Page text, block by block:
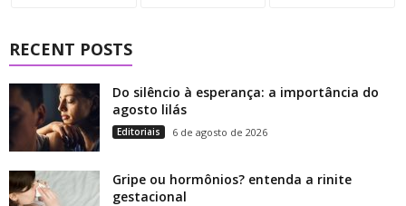
RECENT POSTS
Do silêncio à esperança: a importância do
agosto lilás
Editoriais 6 de agosto de 2026
Gripe ou hormônios? entenda a rinite
gestacional